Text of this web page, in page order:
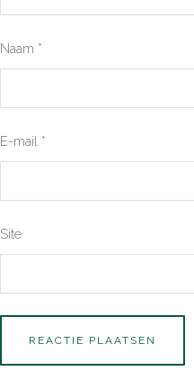
Naam *
E-mail *
Site